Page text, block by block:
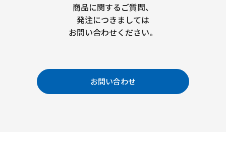
商品に関するご質問、
発注につきましては
お問い合わせください。
お問い合わせ